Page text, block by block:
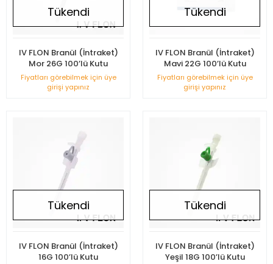
Tükendi
IV FLON Branül (İntraket)
Mor 26G 100’lü Kutu
Fiyatları görebilmek için üye
girişi yapınız
Tükendi
IV FLON Branül (İntraket)
Mavi 22G 100’lü Kutu
Fiyatları görebilmek için üye
girişi yapınız
Tükendi
IV FLON Branül (İntraket)
16G 100’lü Kutu
Tükendi
IV FLON Branül (İntraket)
Yeşil 18G 100’lü Kutu